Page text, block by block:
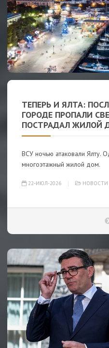
ТЕПЕРЬ И ЯЛТА:
ГОРОДЕ ПРОПАЛИ
ПОСТРАДАЛ ЖИЛОЙ
ВСУ ночью атаковали Ялту.
многоэтажный жилой дом.
22-ИЮЛ-2026 НОВОСТИ